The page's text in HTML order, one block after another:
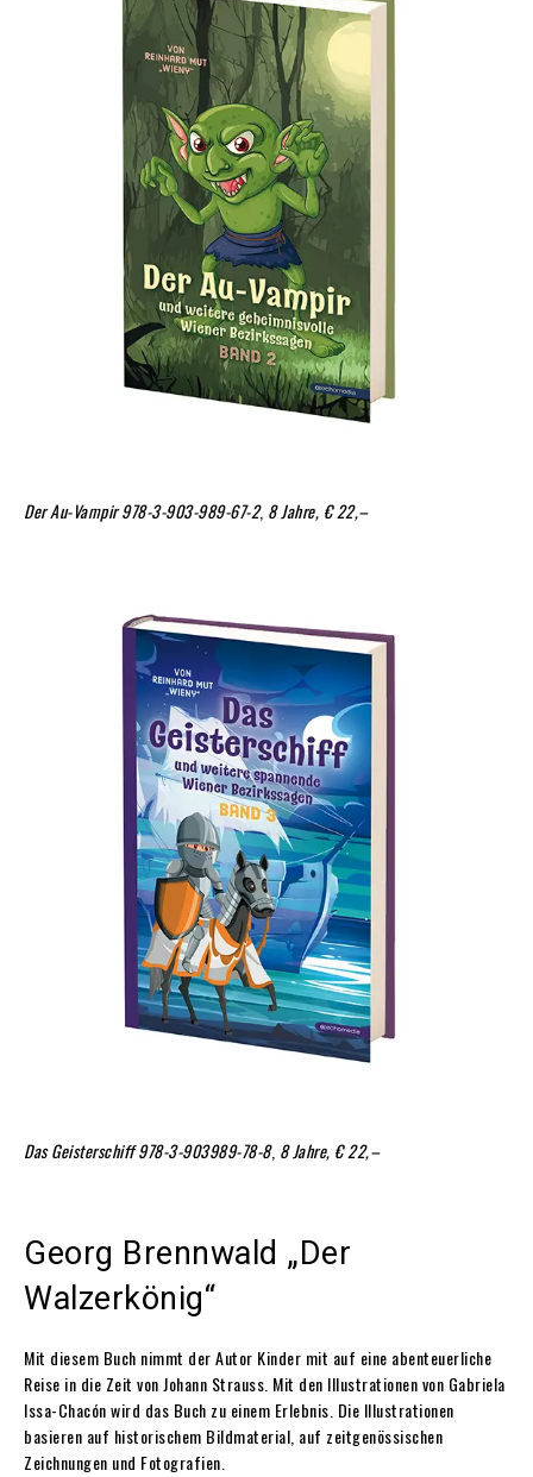
Der Au-Vampir 978-3-903-989-67-2, 8 Jahre, € 22,–
Das Geisterschiff 978-3-903989-78-8, 8 Jahre, € 22,–
Georg Brennwald „Der
Walzerkönig“
Mit diesem Buch nimmt der Autor Kinder mit auf eine abenteuerliche
Reise in die Zeit von Johann Strauss. Mit den Illustrationen von Gabriela
Issa-Chacón wird das Buch zu einem Erlebnis. Die Illustrationen
basieren auf historischem Bildmaterial, auf zeitgenössischen
Zeichnungen und Fotografien.